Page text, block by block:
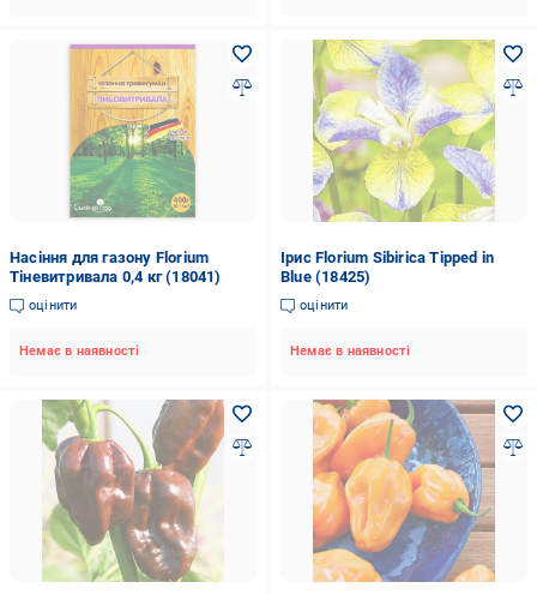
Насіння для газону Florium
Тіневитривала 0,4 кг (18041)
оцінити
Немає в наявності
Ірис Florium Sibirica Tipped in
Blue (18425)
оцінити
Немає в наявності